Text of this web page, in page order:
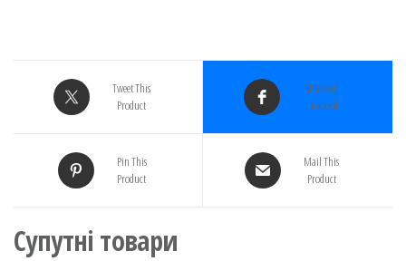
Tweet This
Product
Share on
Facebook
Pin This
Product
Mail This
Product
Супутні товари